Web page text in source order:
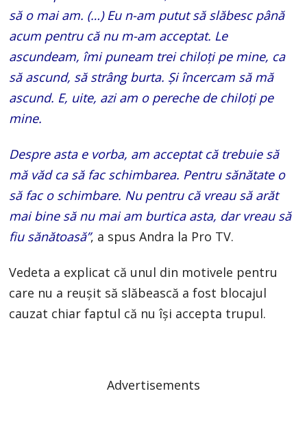
să o mai am. (…) Eu n-am putut să slăbesc până
acum pentru că nu m-am acceptat. Le
ascundeam, îmi puneam trei chiloți pe mine, ca
să ascund, să strâng burta. Și încercam să mă
ascund. E, uite, azi am o pereche de chiloți pe
mine.
Despre asta e vorba, am acceptat că trebuie să
mă văd ca să fac schimbarea. Pentru sănătate o
să fac o schimbare. Nu pentru că vreau să arăt
mai bine să nu mai am burtica asta, dar vreau să
fiu sănătoasă”, a spus Andra la Pro TV.
Vedeta a explicat că unul din motivele pentru
care nu a reușit să slăbească a fost blocajul
cauzat chiar faptul că nu își accepta trupul.
Advertisements